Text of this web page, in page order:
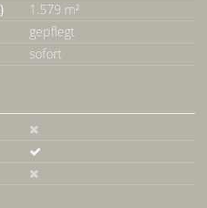
1.579 m²
gepflegt
sofort